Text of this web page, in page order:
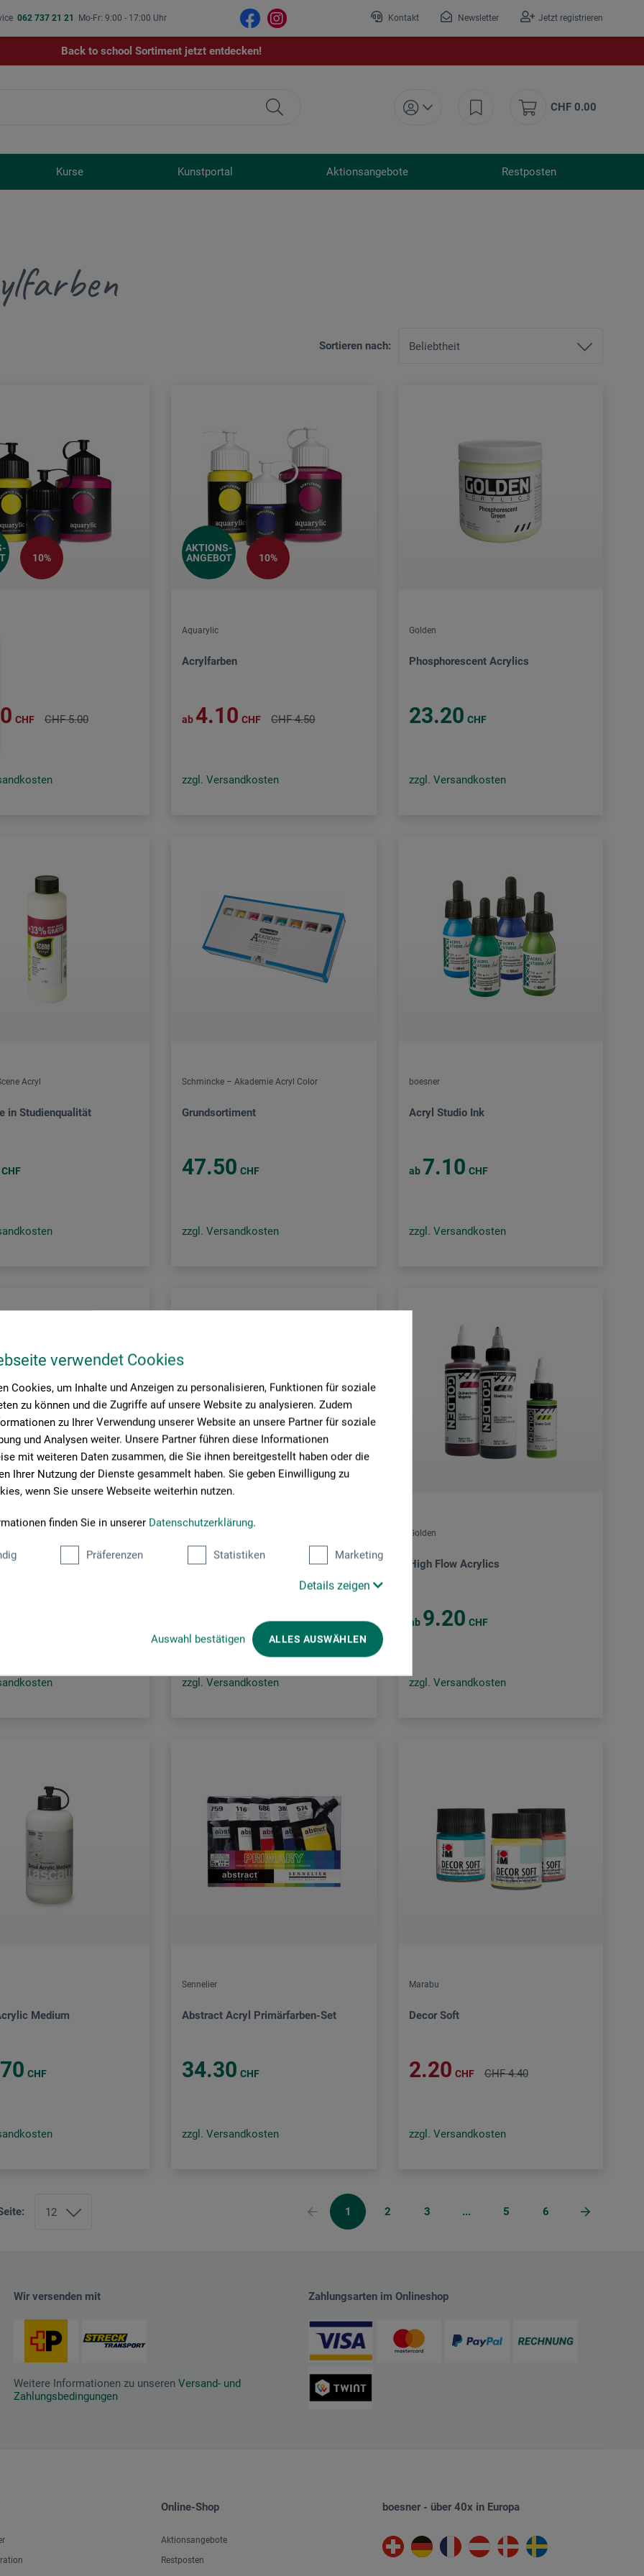
verwendet Cookies
Cookies, um Inhalte und Anzeigen zu personalisieren, Funktionen für soziale
zu können und die Zugriffe auf unsere Website zu analysieren. Zudem
zu Ihrer Verwendung unserer Website an unsere Partner für soziale
und Analysen weiter. Unsere Partner führen diese Informationen
mit weiteren Daten zusammen, die Sie ihnen bereitgestellt haben oder die
Ihrer Nutzung der Dienste gesammelt haben. Sie geben Einwilligung zu
wenn Sie unsere Webseite weiterhin nutzen.
finden Sie in unserer Datenschutzerklärung.
Präferenzen Statistiken Marketing
Details zeigen
Auswahl bestätigen ALLES AUSWÄHLEN
062 737 21 21 Mo-Fr: 9:00 - 17:00 Uhr Kontakt Newsletter Jetzt registrieren
Back to school Sortiment jetzt entdecken!
CHF 0.00
Kurse Kunstportal Aktionsangebote Restposten
Sortieren nach:
10%
CHF CHF 5.00
AKTIONS-
ANGEBOT
10%
Aquarylic
Acrylfarben
ab 4.10 CHF CHF 4.50
zzgl. Versandkosten
Golden
Phosphorescent Acrylics
23.20 CHF
zzgl. Versandkosten
Acryl
in Studienqualität
CHF
Schmincke – Akademie Acryl Color
Grundsortiment
47.50 CHF
zzgl. Versandkosten
boesner
Acryl Studio Ink
ab 7.10 CHF
zzgl. Versandkosten
Set Feinste Künstler-Acrylfarbe
CHF
zzgl. Versandkosten
Golden
High Flow Acrylics
ab 9.20 CHF
zzgl. Versandkosten
Medium
CHF
Sennelier
Abstract Acryl Primärfarben-Set
34.30 CHF
zzgl. Versandkosten
Marabu
Decor Soft
2.20 CHF CHF 4.40
zzgl. Versandkosten
1 2 3 ... 5 6
Wir versenden mit
Weitere Informationen zu unseren Versand- und
Zahlungsbedingungen
Zahlungsarten im Onlineshop
Online-Shop
Aktionsangebote
Restposten
boesner - über 40x in Europa